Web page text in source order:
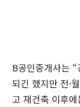
B공인중개사는
되긴 했지만 전·
고 재건축 이후